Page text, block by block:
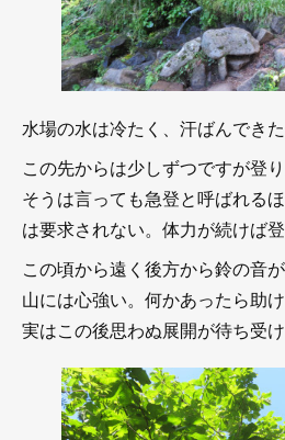
水場の水は冷たく、汗ばんできた
この先からは少しずつですが登
そうは言っても急登と呼ばれる
は要求されない。体力が続けば登
この頃から遠く後方から鈴の音
山には心強い。何かあったら助
実はこの後思わぬ展開が待ち受け